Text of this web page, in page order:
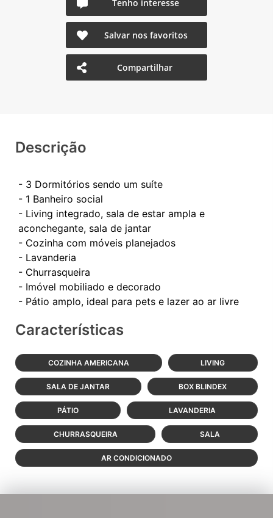
Tenho interesse
Salvar nos favoritos
Compartilhar
Descrição
- 3 Dormitórios sendo um suíte
- 1 Banheiro social
- Living integrado, sala de estar ampla e
aconchegante, sala de jantar
- Cozinha com móveis planejados
- Lavanderia
- Churrasqueira
- Imóvel mobiliado e decorado
Características
COZINHA AMERICANA LIVING
SALA DE JANTAR BOX BLINDEX
PÁTIO LAVANDERIA
CHURRASQUEIRA SALA
AR CONDICIONADO